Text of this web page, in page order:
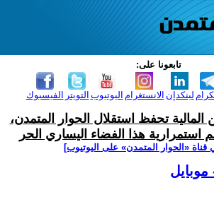
تابعونا على:
الفيسبوك التويتر اليوتيوب الانستغرام لينكدإن
المالية تحفظ استقلال الحوار المتمدن،
هذا الفضاء اليساري الحر
‫«الحوار المتمدن» على اليوتيوب]
موبايل